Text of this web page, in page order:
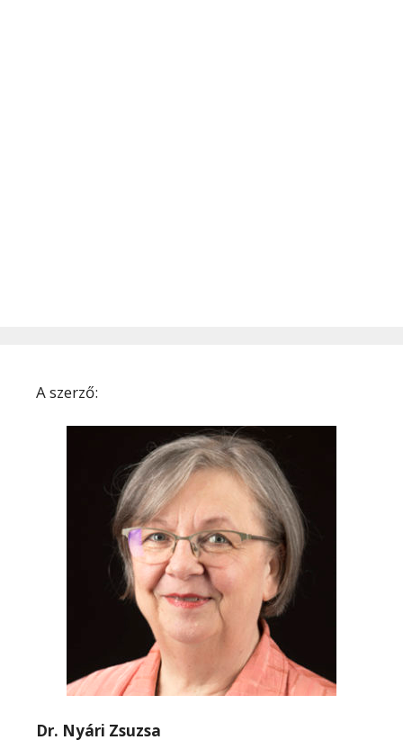
A szerző:
Dr. Nyári Zsuzsa